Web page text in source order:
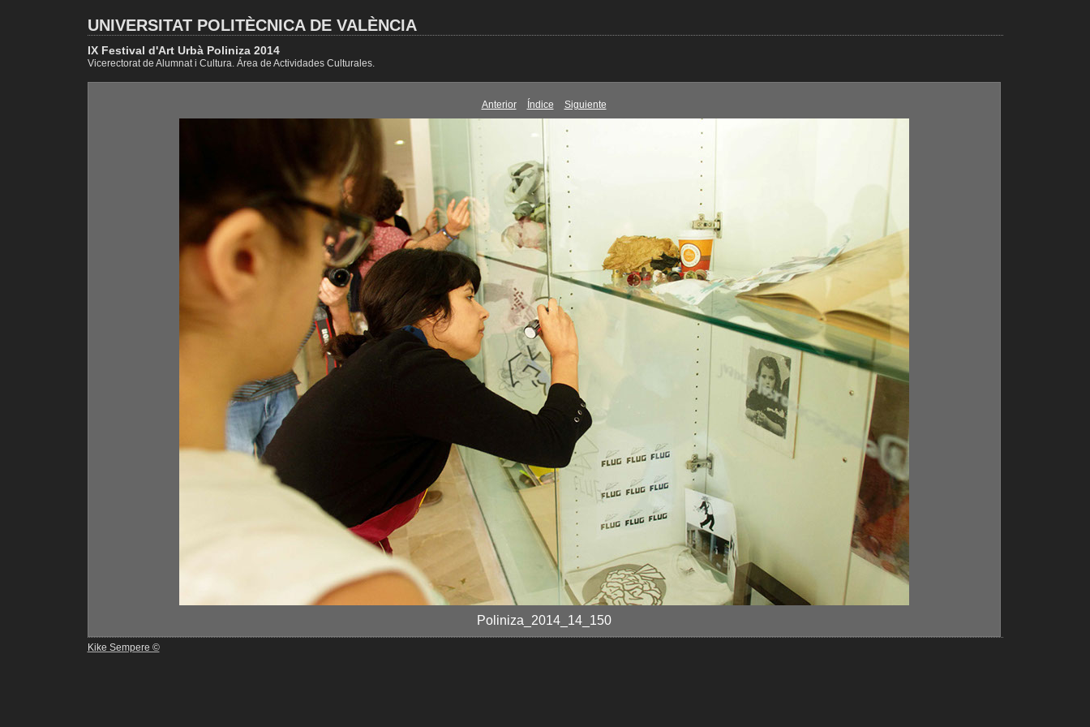
UNIVERSITAT POLITÈCNICA DE VALÈNCIA
IX Festival d'Art Urbà Poliniza 2014
Vicerectorat de Alumnat i Cultura. Área de Actividades Culturales.
Anterior Índice Siguiente
Poliniza_2014_14_150
Kike Sempere ©